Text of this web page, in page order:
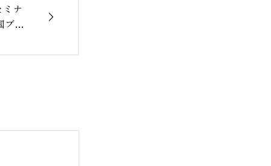
ナ
ブロ